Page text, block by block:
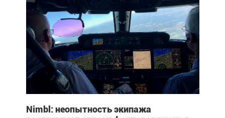
Nimbl: неопытность экипажа